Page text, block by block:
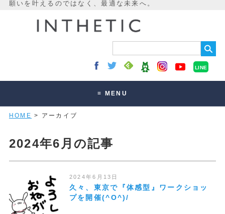
LINE
≡ MENU
講座・セッション
読みもの
オンラインサロン
HOME > アーカイブ
2024年6月の記事
2024年6月13日
久々、東京で『体感型』ワークショッ
プを開催(^O^)/